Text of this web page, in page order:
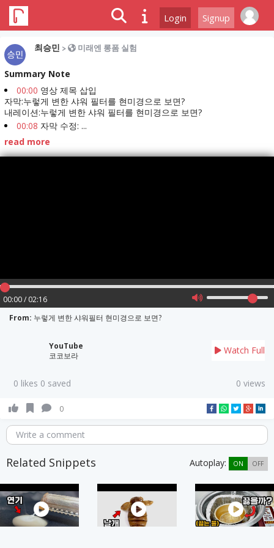
Login Signup
최승민 > 미래엔 롱폼 실험
Summary Note
00:00 영상 제목 삽입
자막:누렇게 변한 샤워 필터를 현미경으로 보면?
내레이션:누렇게 변한 샤워 필터를 현미경으로 보면?
00:08 자막 수정: ...
read more
00:00 / 02:16
From: 누렇게 변한 샤워필터 현미경으로 보면?
YouTube
코코보라
Watch Full
0 likes 0 saved 0 views
0
Write a comment
Related Snippets Autoplay: ON OFF